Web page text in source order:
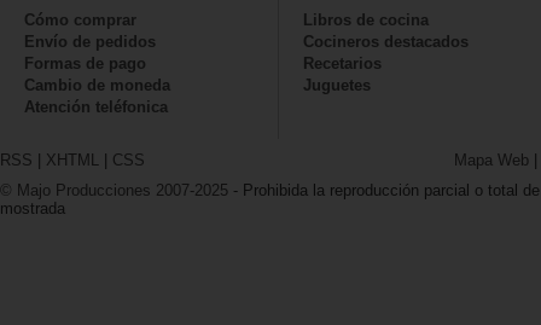
Cómo comprar
Envío de pedidos
Formas de pago
Cambio de moneda
Atención teléfonica
Libros de cocina
Cocineros destacados
Recetarios
Juguetes
RSS | XHTML | CSS Mapa Web |
© Majo Producciones 2007-2025 - Prohibida la reproducción parcial o total
mostrada